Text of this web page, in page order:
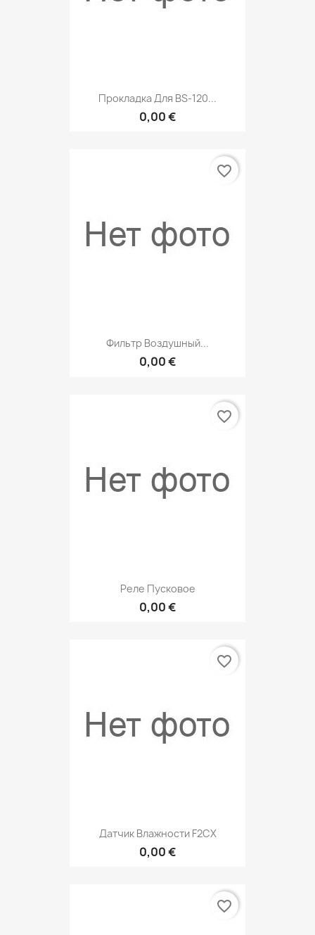
Прокладка Для BS-120...
0,00 €
Фильтр Воздушный...
0,00 €
favorite_border
Реле Пусковое
0,00 €
favorite_border
Датчик Влажности F2CX
0,00 €
favorite_border
favorite_border